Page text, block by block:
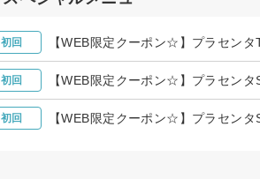
初回 【WEB限定クーポン☆】プラセン
初回 【WEB限定クーポン☆】プラセン
初回 【WEB限定クーポン☆】プラセン